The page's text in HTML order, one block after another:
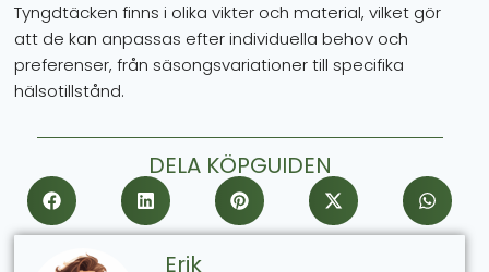
Tyngdtäcken finns i olika vikter och material, vilket gör
att de kan anpassas efter individuella behov och
preferenser, från säsongsvariationer till specifika
hälsotillstånd.
DELA KÖPGUIDEN
Erik